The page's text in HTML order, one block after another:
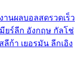
านผลบอลสดรวดเร็ว
ยร์ลีก อังกฤษ กัลโช่
ลีก้า เยอรมัน ลีกเอิง